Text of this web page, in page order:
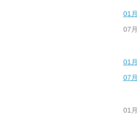
01月
07月
01月
07月
01月